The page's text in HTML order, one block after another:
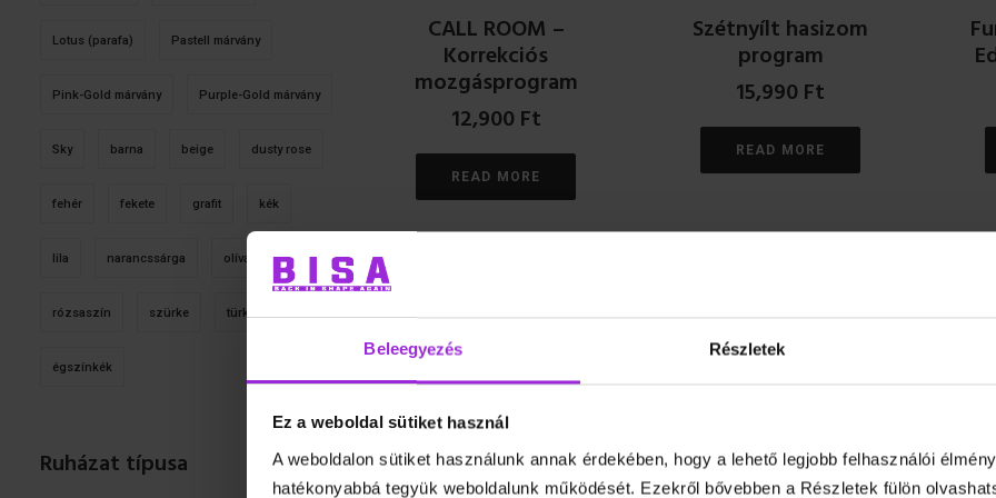
Beleegyezés Részletek
Ez a weboldal sütiket használ
A weboldalon sütiket használunk annak érdekében, hogy a lehető legjobb felhasználói
hatékonyabbá tegyük weboldalunk működését. Ezekről bővebben a Részletek fülön
Lotus (parafa) Pastell márvány
Pink-Gold márvány Purple-Gold márvány
Sky barna beige dusty rose
fehér fekete grafit kék
lila narancssárga olíva pink
rózsaszín szürke türkiz
égszínkék
Ruházat típusa
CALL ROOM –
Korrekciós
mozgásprogram
12,900Ft
READ MORE
Szétnyílt hasizom
program
15,990Ft
READ MORE
Spine Health – Szenior torna